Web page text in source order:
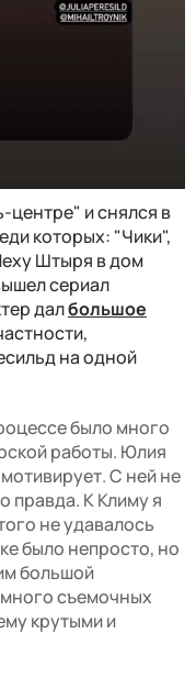
центре" и снялся в
которых: "Чики",
Штыря в дом
сериал
далбольшое
на одной
было много
работы. Юлия
С ней не
правда. К Климу я
не удавалось
было непросто, но
большой
съемочных
крутыми и